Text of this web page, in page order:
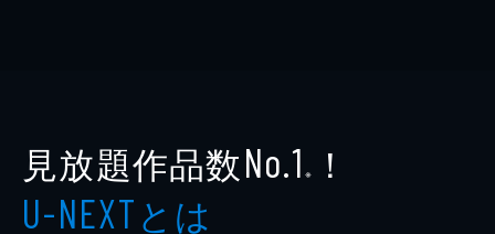
見放題作品数No.1 ※ ！
U-NEXTとは